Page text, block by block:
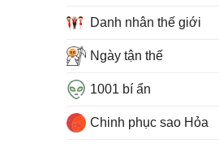
Danh nhân thế giới
Ngày tận thế
1001 bí ẩn
Chinh phục sao Hỏa